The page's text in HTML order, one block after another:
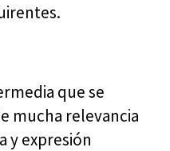
que se
mucha relevancia
y expresión